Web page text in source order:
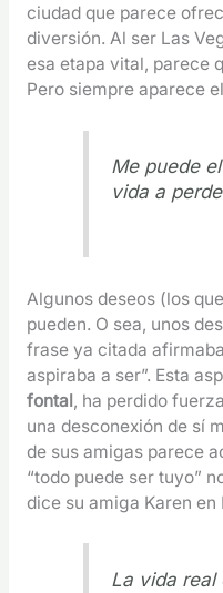
ciudad que parece
diversión. Al ser Las
esa etapa vital, parece
Pero siempre aparece
Me puede
vida a
Algunos deseos (los
pueden. O sea, unos
frase ya citada
aspiraba a ser”. Esta
fontal, ha perdido
una desconexión de sí
de sus amigas parece
“todo puede ser tuyo”
dice su amiga Karen en
La vida